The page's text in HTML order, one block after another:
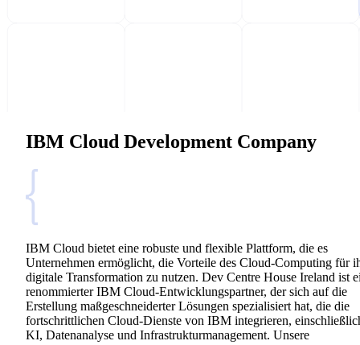
IBM Cloud Development Company
IBM Cloud bietet eine robuste und flexible Plattform, die es
Unternehmen ermöglicht, die Vorteile des Cloud-Computing für
digitale Transformation zu nutzen. Dev Centre House Ireland ist
renommierter IBM Cloud-Entwicklungspartner, der sich auf die
Erstellung maßgeschneiderter Lösungen spezialisiert hat, die die
fortschrittlichen Cloud-Dienste von IBM integrieren,
KI, Datenanalyse und Infrastrukturmanagement. Unsere